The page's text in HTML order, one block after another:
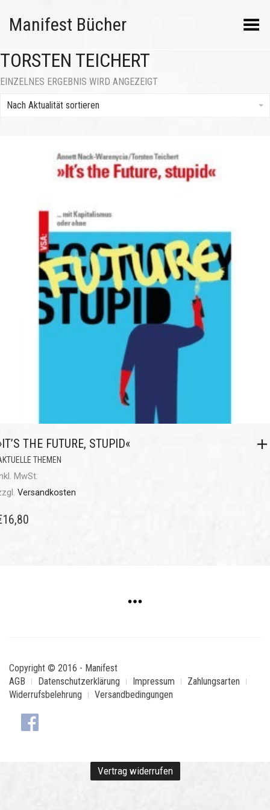
Manifest Bücher Menü umschalten
TORSTEN TEICHERT
EINZELNES ERGEBNIS WIRD ANGEZEIGT
Nach Aktualität sortieren
THE FUTURE, STUPID«
THEMEN
MwSt.
Versandkosten
16,80
Copyright © 2016 - Manifest
AGB
Datenschutzerklärung Impressum
Zahlungsarten
Widerrufsbelehrung
Versandbedingungen
Vertrag widerrufen